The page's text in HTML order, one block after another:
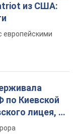
из США:
европейскими
по Киевской
лицея, её